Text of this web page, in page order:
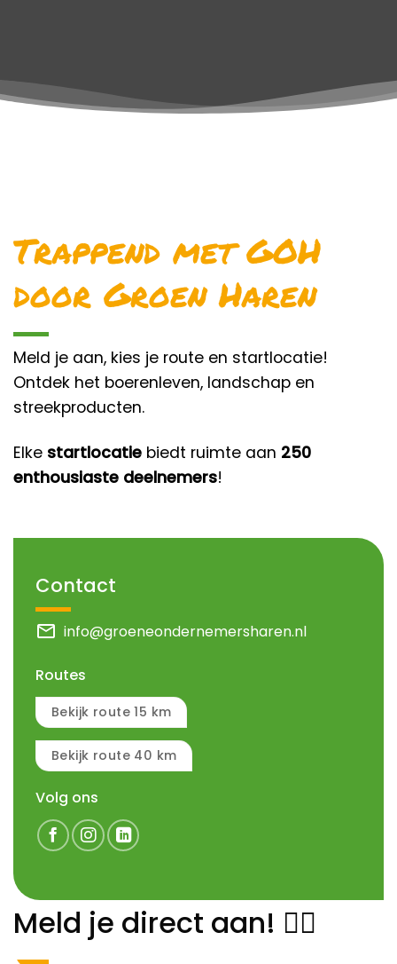
Trappend met GOH
door Groen Haren
Meld je aan, kies je route en startlocatie!
Ontdek het boerenleven, landschap en
streekproducten.
Elke startlocatie biedt ruimte aan 250
enthousiaste deelnemers!
Contact
mail info@groeneondernemersharen.nl
Routes
Bekijk route 15 km
Bekijk route 40 km
Volg ons
Meld je direct aan! 👇🏻